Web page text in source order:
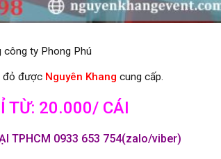
ty Phong Phú
đỏ được Nguyên Khang cung cấp.
TỪ: 20.000/ CÁI
TPHCM 0933 653 754(zalo/viber)